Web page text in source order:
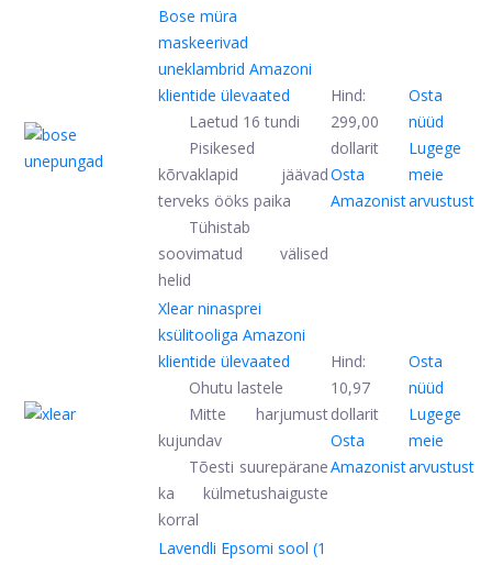
Bose müra
maskeerivad
uneklambrid Amazoni
klientide ülevaated
Laetud 16 tundi
Pisikesed
kõrvaklapid jäävad
terveks ööks paika
Tühistab
soovimatud välised
helid
Hind:
299,00
dollarit
Osta
Amazonist
Osta
nüüd
Lugege
meie
arvustust
Xlear ninasprei
ksülitooliga Amazoni
klientide ülevaated
Ohutu lastele
Mitte harjumust
kujundav
Tõesti suurepärane
ka külmetushaiguste
korral
Hind:
10,97
dollarit
Osta
Amazonist
Osta
nüüd
Lugege
meie
arvustust
Lavendli Epsomi sool (1